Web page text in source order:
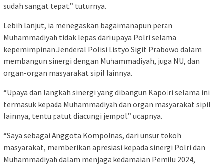
sudah sangat tepat.” tuturnya.
Lebih lanjut, ia menegaskan bagaimanapun peran
Muhammadiyah tidak lepas dari upaya Polri selama
kepemimpinan Jenderal Polisi Listyo Sigit Prabowo dalam
membangun sinergi dengan Muhammadiyah, juga NU, dan
organ-organ masyarakat sipil lainnya.
“Upaya dan langkah sinergi yang dibangun Kapolri selama ini
termasuk kepada Muhammadiyah dan organ masyarakat sipil
lainnya, tentu patut diacungi jempol.” ucapnya.
“Saya sebagai Anggota Kompolnas, dari unsur tokoh
masyarakat, memberikan apresiasi kepada sinergi Polri dan
Muhammadiyah dalam menjaga kedamaian Pemilu 2024,